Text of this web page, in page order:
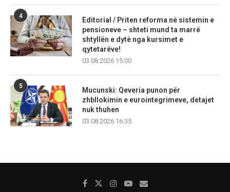
4
Editorial / Priten reforma në sistemin e
pensioneve – shteti mund ta marrë
shtyllën e dytë nga kursimet e
qytetarëve!
03.08.2026 15:00
5
Mucunski: Qeveria punon për
zhbllokimin e eurointegrimeve, detajet
nuk thuhen
03.08.2026 16:35